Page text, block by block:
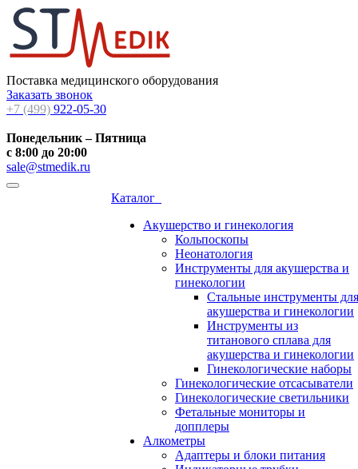
Поставка медицинского оборудования
Заказать звонок
+7 (499) 922-05-30
Понедельник – Пятница
с 8:00 до 20:00
sale@stmedik.ru
Каталог
Акушерство и гинекология
Кольпоскопы
Неонатология
Инструменты для акушерства и
гинекологии
Стальные инструменты для
акушерства и гинекологии
Инструменты из
титанового сплава для
акушерства и гинекологии
Гинекологические наборы
Гинекологические отсасыватели
Гинекологические светильники
Фетальные мониторы и
допплеры
Алкометры
Адаптеры и блоки питания